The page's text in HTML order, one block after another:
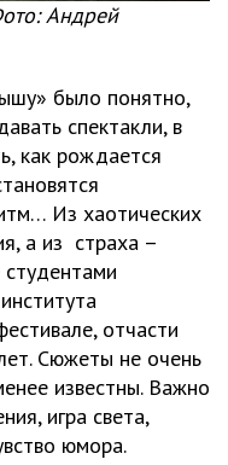
Андрей
было понятно,
спектакли, в
как рождается
Из хаотических
а из страха –
отчасти
Сюжеты не очень
известны. Важно
игра света,
юмора.